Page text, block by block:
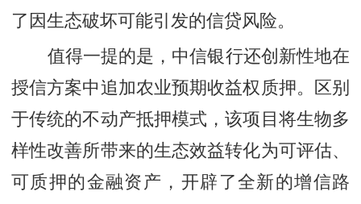
了因生态破坏可能引发的信贷风险。
值得一提的是，中信银行还创新性地在
授信方案中追加农业预期收益权质押。区别
于传统的不动产抵押模式，该项目将生物多
样性改善所带来的生态效益转化为可评估、
可质押的金融资产，开辟了全新的增信路